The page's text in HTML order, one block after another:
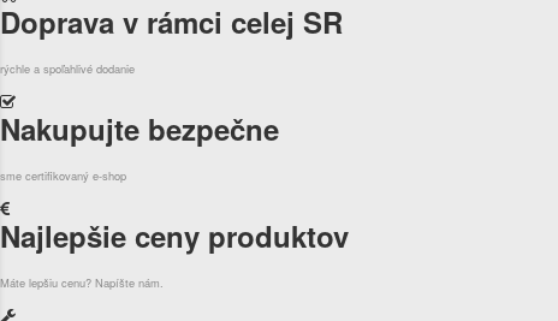
Doprava v rámci celej SR
rýchle a spoľahlivé dodanie
Nakupujte bezpečne
sme certifikovaný e-shop
Najlepšie ceny produktov
Máte lepšiu cenu? Napíšte nám.